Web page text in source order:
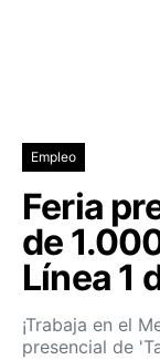
Empleo
Feria
de
Línea 1
¡Trabaja en el
presencial de